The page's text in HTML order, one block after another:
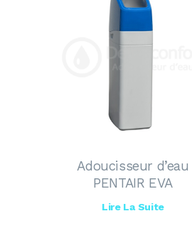
Adoucisseur d’eau
PENTAIR EVA
Lire La Suite